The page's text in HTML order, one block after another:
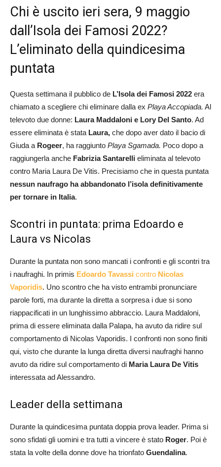
Chi è uscito ieri sera, 9 maggio
dall’Isola dei Famosi 2022?
L’eliminato della quindicesima
puntata
Questa settimana il pubblico de L’Isola dei Famosi 2022 era
chiamato a scegliere chi eliminare dalla ex Playa Accopiada. Al
televoto due donne: Laura Maddaloni e Lory Del Santo. Ad
essere eliminata è stata Laura, che dopo aver dato il bacio di
Giuda a Rogeer, ha raggiunto Playa Sgamada. Poco dopo a
raggiungerla anche Fabrizia Santarelli eliminata al televoto
contro Maria Laura De Vitis. Precisiamo che in questa puntata
nessun naufrago ha abbandonato l’isola definitivamente
per tornare in Italia.
Scontri in puntata: prima Edoardo e
Laura vs Nicolas
Durante la puntata non sono mancati i confronti e gli scontri tra
i naufraghi. In primis Edoardo Tavassi contro Nicolas
Vaporidis. Uno scontro che ha visto entrambi pronunciare
parole forti, ma durante la diretta a sorpresa i due si sono
riappacificati in un lunghissimo abbraccio. Laura Maddaloni,
prima di essere eliminata dalla Palapa, ha avuto da ridire sul
comportamento di Nicolas Vaporidis. I confronti non sono finiti
qui, visto che durante la lunga diretta diversi naufraghi hanno
avuto da ridire sul comportamento di Maria Laura De Vitis
interessata ad Alessandro.
Leader della settimana
Durante la quindicesima puntata doppia prova leader. Prima si
sono sfidati gli uomini e tra tutti a vincere è stato Roger. Poi è
stata la volte della donne dove ha trionfato Guendalina.